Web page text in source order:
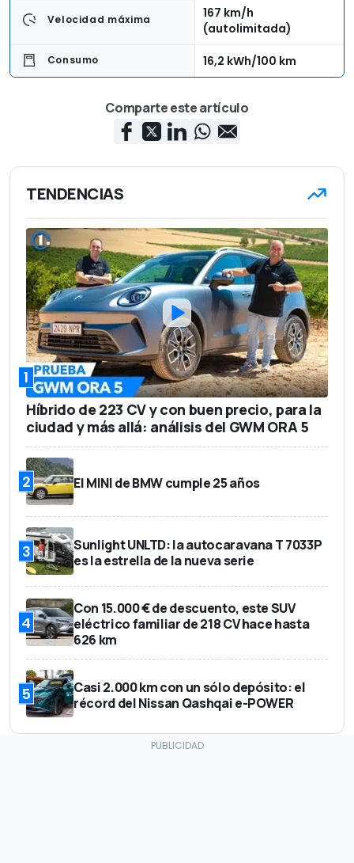
Velocidad máxima
167 km/h
(autolimitada)
Consumo 16,2 kWh/100 km
4,42 m
Altura
Peso en vacío 1.607 kg
Número de asientos 5
Capacidad del maletero 475 l
Precio base 46.965 euros
Comparte este artículo
TENDENCIAS
1
Híbrido de 223 CV y con buen precio, para la
ciudad y más allá: análisis del GWM ORA 5
2 El MINI de BMW cumple 25 años
3
Sunlight UNLTD: la autocaravana T 7033P
es la estrella de la nueva serie
4
Con 15.000 € de descuento, este SUV
eléctrico familiar de 218 CV hace hasta
626 km
5
Casi 2.000 km con un sólo depósito: el
récord del Nissan Qashqai e-POWER